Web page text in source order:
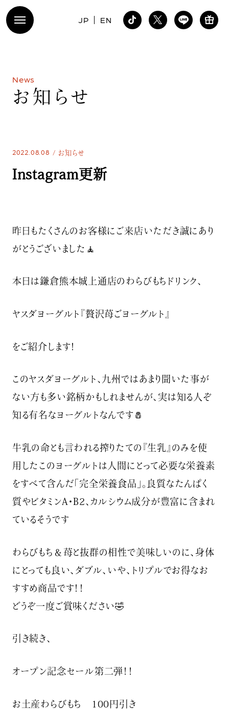
JP EN
News
お 知 ら せ
2022.08.08 お知らせ
Instagram更新
昨日もたくさんのお客様にご来店いただき誠にあり
がとうございました🧘
本日は鎌倉熊本城上通店のわらびもちドリンク、
ヤスダヨーグルト『贅沢苺ごヨーグルト』
をご紹介します！
このヤスダヨーグルト、九州ではあまり聞いた事が
ない方も多い銘柄かもしれませんが、実は知る人ぞ
知る有名なヨーグルトなんです🧂
牛乳の命とも言われる搾りたての『生乳』のみを使
用したこのヨーグルトは人間にとって必要な栄養素
をすべて含んだ「完全栄養食品」。良質なたんぱく
質やビタミンA・B2、カルシウム成分が豊富に含まれ
ているそうです
わらびもち＆苺と抜群の相性で美味しいのに、身体
にとっても良い、ダブル、いや、トリプルでお得なお
すすめ商品です！！
どうぞ一度ご賞味ください🤣
引き続き、
オープン記念セール第二弾！！
お土産わらびもち 100円引き